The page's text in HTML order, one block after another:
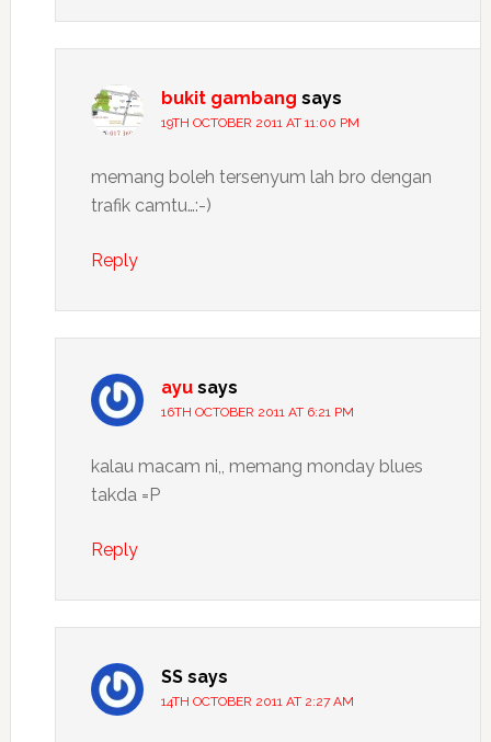
bukit gambang says
19TH OCTOBER 2011 AT 11:00 PM
memang boleh tersenyum lah bro dengan
trafik camtu…:-)
Reply
ayu says
16TH OCTOBER 2011 AT 6:21 PM
kalau macam ni,, memang monday blues
takda =P
Reply
SS says
14TH OCTOBER 2011 AT 2:27 AM